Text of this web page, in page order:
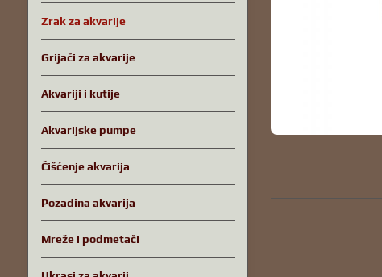
Zrak za akvarije
Grijači za akvarije
Akvariji i kutije
Akvarijske pumpe
Čišćenje akvarija
Pozadina akvarija
Mreže i podmetači